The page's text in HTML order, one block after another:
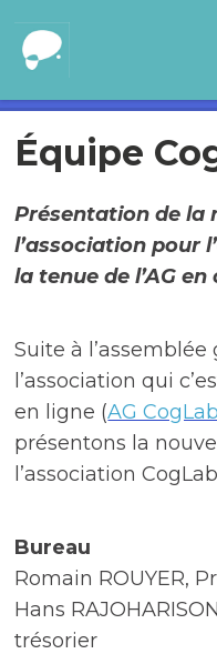
Équipe
Présentation de la
l’association pour
la tenue de l’AG
Suite à
l’association qui
en ligne (AG
présentons la
l’association
Bureau
Romain ROUYER,
Hans
trésorier